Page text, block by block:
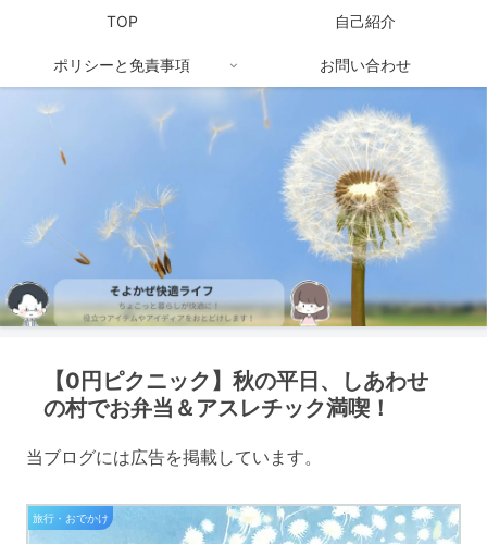
TOP 自己紹介
ポリシーと免責事項 お問い合わせ
【0円ピクニック】秋の平日、しあわせ
の村でお弁当＆アスレチック満喫！
当ブログには広告を掲載しています。
旅行・おでかけ